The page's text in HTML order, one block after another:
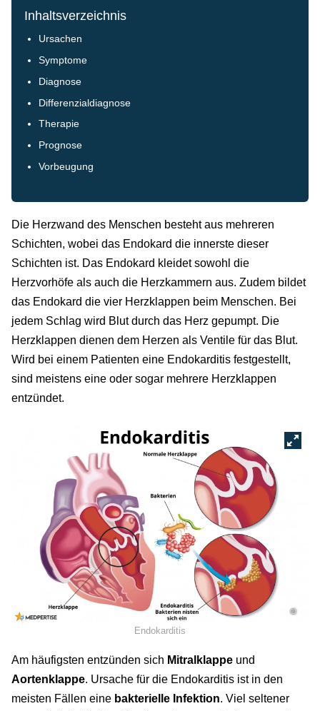
Inhaltsverzeichnis
Ursachen
Symptome
Diagnose
Differenzialdiagnose
Therapie
Prognose
Vorbeugung
Die Herzwand des Menschen besteht aus mehreren
Schichten, wobei das Endokard die innerste dieser
Schichten ist. Das Endokard kleidet sowohl die
Herzvorhöfe als auch die Herzkammern aus. Zudem bildet
das Endokard die vier Herzklappen beim Menschen. Bei
jedem Schlag wird Blut durch das Herz gepumpt. Die
Herzklappen dienen dem Herzen als Ventile für das Blut.
Wird bei einem Patienten eine Endokarditis festgestellt,
sind meistens eine oder sogar mehrere Herzklappen
entzündet.
©
Endokarditis
Am häufigsten entzünden sich Mitralklappe und
Aortenklappe. Ursache für die Endokarditis ist in den
meisten Fällen eine bakterielle Infektion. Viel seltener